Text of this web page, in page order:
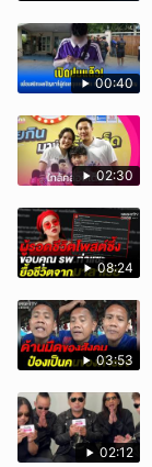
00:40
02:30
08:24
03:53
02:12